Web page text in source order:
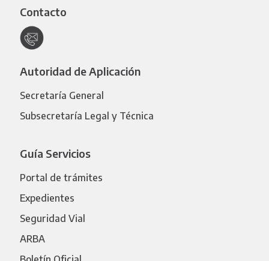
Contacto
Autoridad de Aplicación
Secretaría General
Subsecretaría Legal y Técnica
Guía Servicios
Portal de trámites
Expedientes
Seguridad Vial
ARBA